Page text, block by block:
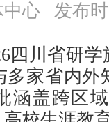
中心 发布
四川省研
多家省内
涵盖跨区